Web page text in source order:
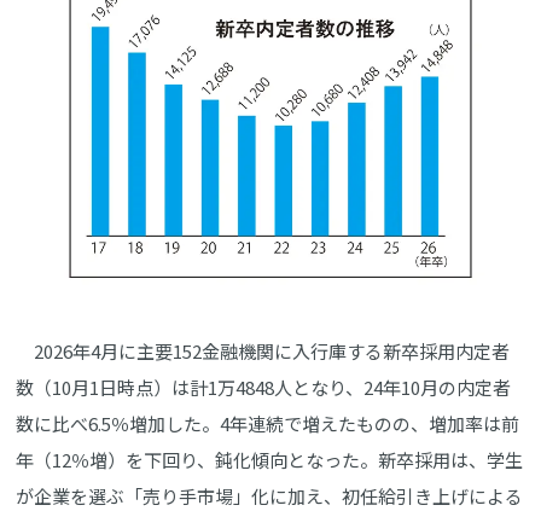
2026年4月に主要152金融機関に入行庫する新卒採用内定者
数（10月1日時点）は計1万4848人となり、24年10月の内定者
数に比べ6.5％増加した。4年連続で増えたものの、増加率は前
年（12％増）を下回り、鈍化傾向となった。新卒採用は、学生
が企業を選ぶ「売り手市場」化に加え、初任給引き上げによる